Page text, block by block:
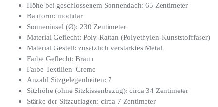
Höhe bei geschlossenem Sonnendach: 65 Zentimeter
Bauform: modular
Sonneninsel (Ø): 230 Zentimeter
Material Geflecht: Poly-Rattan (Polyethylen-Kunststofffaser)
Material Gestell: zusätzlich verstärktes Metall
Farbe Geflecht: Braun
Farbe Textilien: Creme
Anzahl Sitzgelegenheiten: 7
Sitzhöhe (ohne Sitzkissenbezug): circa 34 Zentimeter
Stärke der Sitzauflagen: circa 7 Zentimeter